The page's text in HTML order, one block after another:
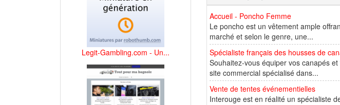
Legit-Gambling.com - Un...
Accueil - Poncho Femme
Le poncho est un vêtement ample
marché et selon le genre, une...
Spécialiste français des housses de
Souhaitez-vous équiper vos canapés
site commercial spécialisé dans...
Vente de tentes événementielles
Interouge est en réalité un spécialiste